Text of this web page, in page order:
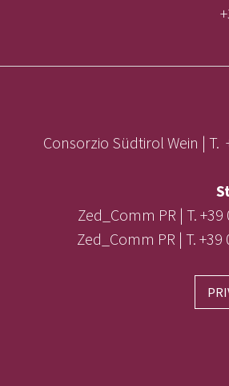
Consorzio Südtirol Wein |
Zed_Comm PR | T.
Zed_Comm PR | T.